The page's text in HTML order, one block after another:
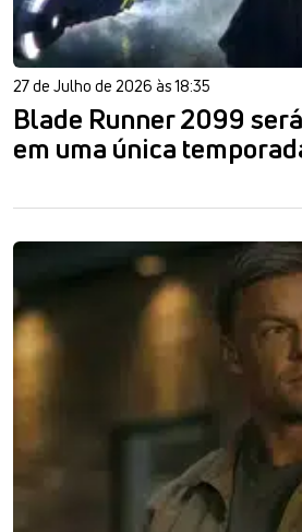
27 de Julho de 2026 às 18:35
Blade Runner 2099
em uma única